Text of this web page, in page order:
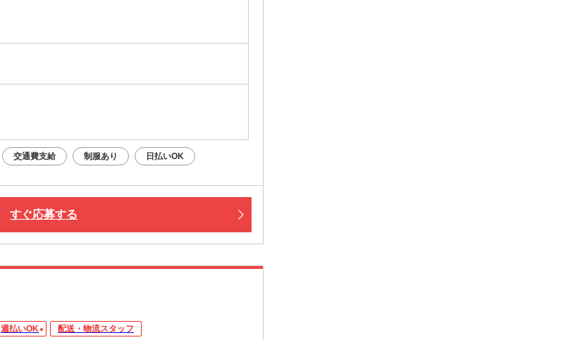
交通費支給 制服あり 日払いOK
すぐ応募する
週払いOK 配送・物流スタッフ